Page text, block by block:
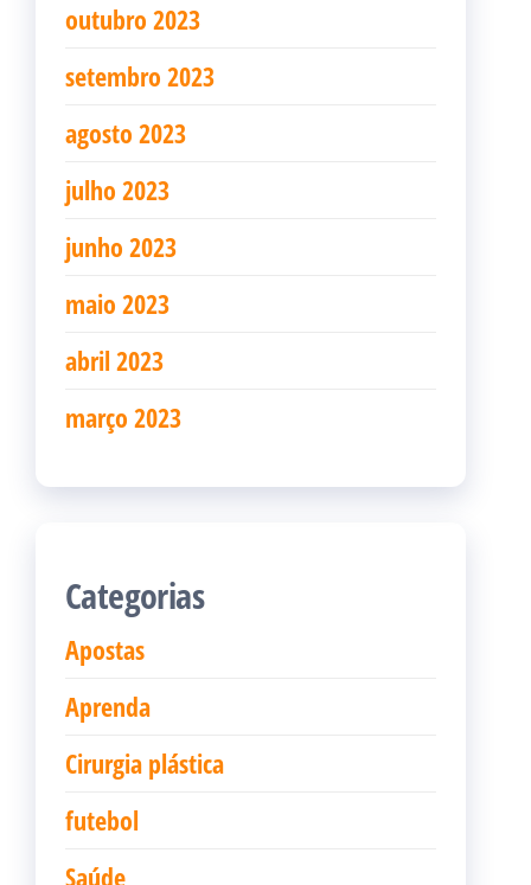
outubro 2023
setembro 2023
agosto 2023
julho 2023
junho 2023
maio 2023
abril 2023
março 2023
Categorias
Apostas
Aprenda
Cirurgia plástica
futebol
Saúde